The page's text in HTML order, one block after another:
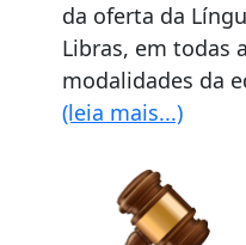
da oferta da
Libras, em todas
modalidades da
(leia mais...)